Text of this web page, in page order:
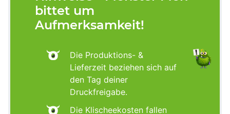
bittet um
Aufmerksamkeit!
Die Produktions- &
Lieferzeit beziehen sich auf
den Tag deiner
Druckfreigabe.
Die Klischeekosten fallen